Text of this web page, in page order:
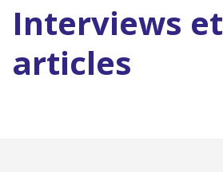
Interviews et
articles